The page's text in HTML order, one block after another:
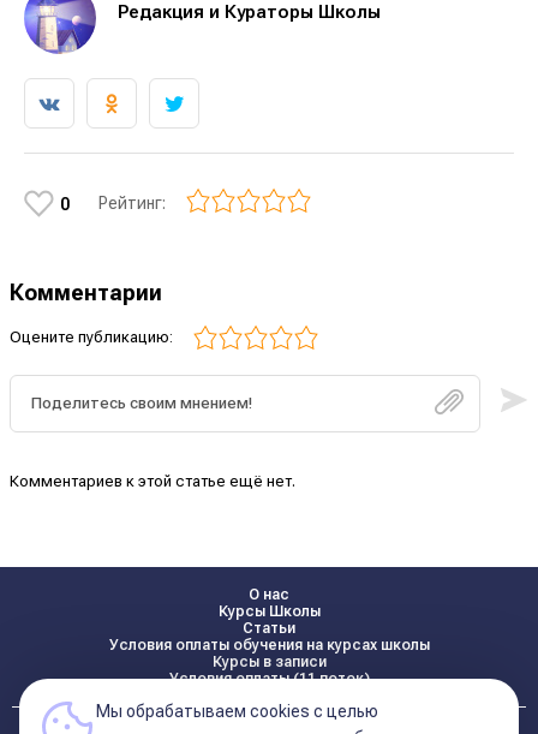
Редакция и Кураторы Школы
0 Рейтинг:
Комментарии
Оцените публикацию:
Комментариев к этой статье ещё нет.
О нас
Курсы Школы
Статьи
Условия оплаты обучения на курсах школы
Курсы в записи
Условия оплаты (11 поток)
Мы обрабатываем cookies с целью